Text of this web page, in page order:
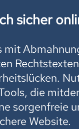
sicher
mit
die
sorgenfreie
Website.